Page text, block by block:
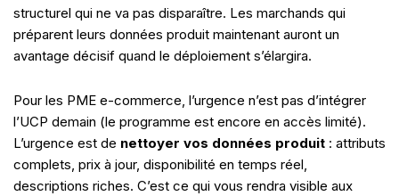
structurel qui ne va pas disparaître. Les marchands qui
préparent leurs données produit maintenant auront un
avantage décisif quand le déploiement s’élargira.
Pour les PME e-commerce, l’urgence n’est pas d’intégrer
l’UCP demain (le programme est encore en accès limité).
L’urgence est de nettoyer vos données produit : attributs
complets, prix à jour, disponibilité en temps réel,
descriptions riches. C’est ce qui vous rendra visible aux